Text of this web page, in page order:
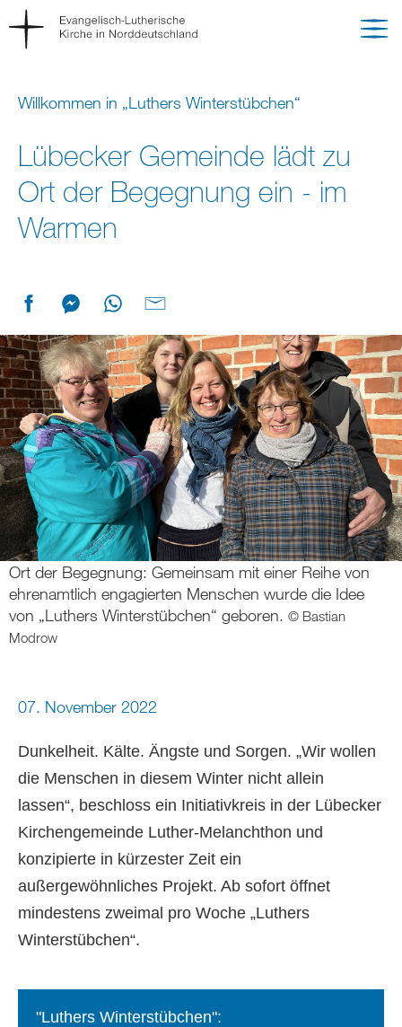
Willkommen in „Luthers Winterstübchen“
Lübecker Gemeinde lädt zu
Ort der Begegnung ein - im
Warmen
Ort der Begegnung: Gemeinsam mit einer Reihe von
ehrenamtlich engagierten Menschen wurde die Idee
von „Luthers Winterstübchen“ geboren. © Bastian
Modrow
07. November 2022
Dunkelheit. Kälte. Ängste und Sorgen. „Wir wollen
die Menschen in diesem Winter nicht allein
lassen“, beschloss ein Initiativkreis in der Lübecker
Kirchengemeinde Luther-Melanchthon und
konzipierte in kürzester Zeit ein
außergewöhnliches Projekt. Ab sofort öffnet
mindestens zweimal pro Woche „Luthers
Winterstübchen“.
"Luthers Winterstübchen":